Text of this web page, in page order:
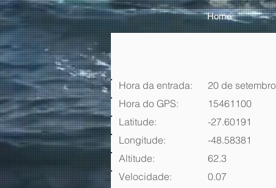
Home
Hora da entrada:
20 de
Hora do GPS:
15461100
Latitude:
-27.60191
Longitude:
-48.58381
Altitude:
62.3
Velocidade:
0.07